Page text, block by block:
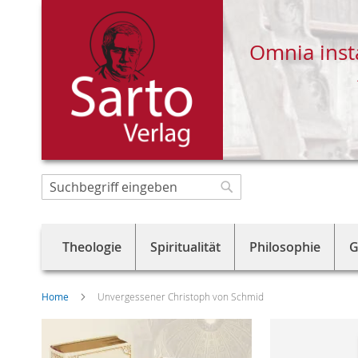
Direkt
zum
Omnia
Suche
Theologie Spiritualität Philosophie
Home Unvergessener Christoph von Schmid